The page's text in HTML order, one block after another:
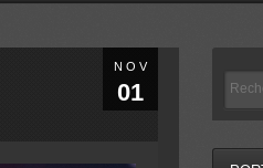
NOV
01